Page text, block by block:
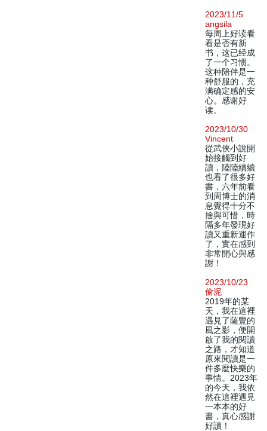
2023/11/5
angsila
每周上好读看
看是否有新
书，这已经成
了一个习惯。
这种陪伴是一
种舒服的，充
满确定感的安
心。感谢好
读。
2023/10/30
Vincent
從武俠小說開
始接觸到好
讀，陸陸續續
也看了很多好
書，六年前看
到周博士的消
息覺得十分不
捨與可惜，時
隔多年發現好
讀又重新運作
了，實在感到
非常開心與感
謝！
2023/10/23
偷泥
2019年的某
天，我在這裡
遇見了薩豐的
風之影，便開
啟了我的閱讀
之路，才知道
原來閱讀是一
件多麼快樂的
事情。2023年
的今天，我依
然在這裡遇見
一本本的好
書，真心感謝
好讀！